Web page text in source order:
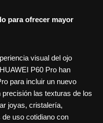
para ofrecer mayor
visual del ojo
P60 Pro han
para incluir un nuevo
las texturas de los
joyas, cristalería,
uso cotidiano con